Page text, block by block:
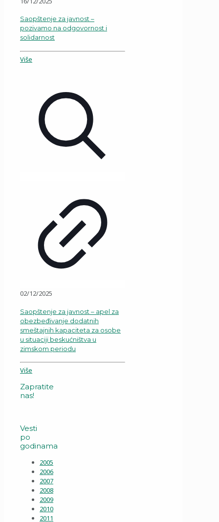
Saopštenje za javnost –
pozivamo na odgovornost i
solidarnost
Više
02/12/2025
Saopštenje za javnost – apel za
obezbeđivanje dodatnih
smeštajnih kapaciteta za osobe
u situaciji beskućništva u
zimskom periodu
Više
Zapratite
nas!
Vesti
po
godinama
2005
2006
2007
2008
2009
2010
2011